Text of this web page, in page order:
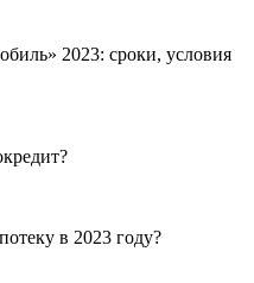
2023: сроки, условия
в 2023 году?